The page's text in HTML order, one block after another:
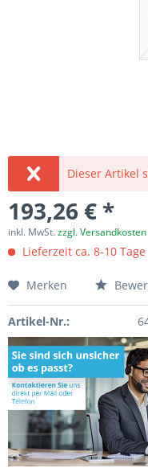
Dieser Artikel
193,26 € *
inkl. MwSt.zzgl. Versandkosten
Lieferzeit ca. 8-10 Tage
Merken
Artikel-Nr.: